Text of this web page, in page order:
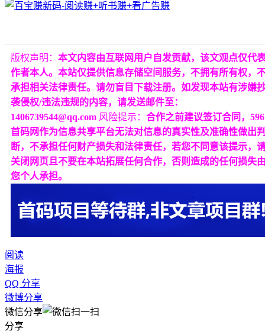
版权声明： 本文内容由互联网用户自发贡献，该文观点仅代
作者本人。本站仅提供信息存储空间服务，不拥有所有权，
承担相关法律责任。请勿盲目下载注册。如发现本站有涉嫌
袭侵权/违法违规的内容，请发送邮件至：
1406739544@qq.com 风险提示： 合作之前建议签订合同，596
首码网作为信息共享平台无法对信息的真实性及准确性做出
断，不承担任何财产损失和法律责任，若您不同意该提示，
关闭网页且不要在本站拓展任何合作，否则造成的任何损失
您个人承担。
阅读
海报
QQ 分享
微博分享
微信分享
分享